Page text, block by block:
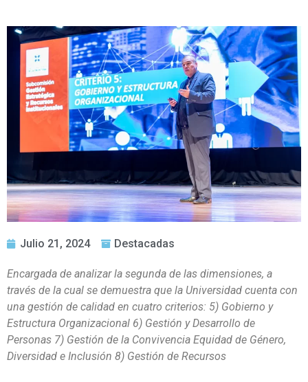
Julio 21, 2024 Destacadas
Encargada de analizar la segunda de las dimensiones, a
través de la cual se demuestra que la Universidad cuenta con
una gestión de calidad en cuatro criterios: 5) Gobierno y
Estructura Organizacional 6) Gestión y Desarrollo de
Personas 7) Gestión de la Convivencia Equidad de Género,
Diversidad e Inclusión 8) Gestión de Recursos